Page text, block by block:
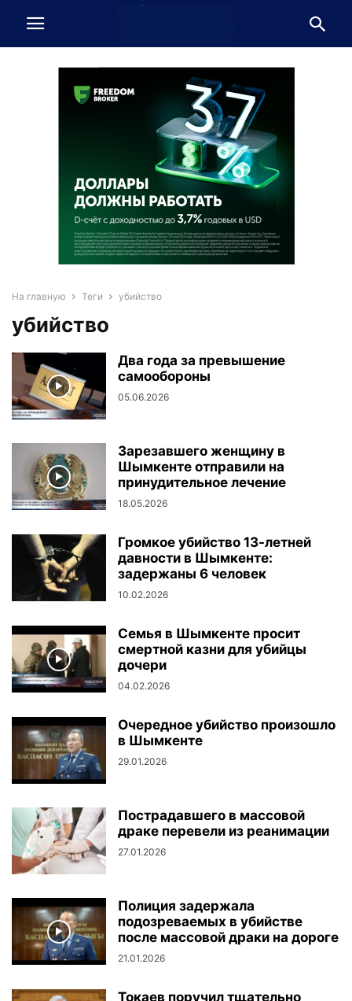
На главную Теги убийство
убийство
Два года за превышение
самообороны
05.06.2026
Зарезавшего женщину в
Шымкенте отправили на
принудительное лечение
18.05.2026
Громкое убийство 13-летней
давности в Шымкенте:
задержаны 6 человек
10.02.2026
Семья в Шымкенте просит
смертной казни для убийцы
дочери
04.02.2026
Очередное убийство произошло
в Шымкенте
29.01.2026
Пострадавшего в массовой
драке перевели из реанимации
27.01.2026
Полиция задержала
подозреваемых в убийстве
после массовой драки на дороге
21.01.2026
Токаев поручил тщательно